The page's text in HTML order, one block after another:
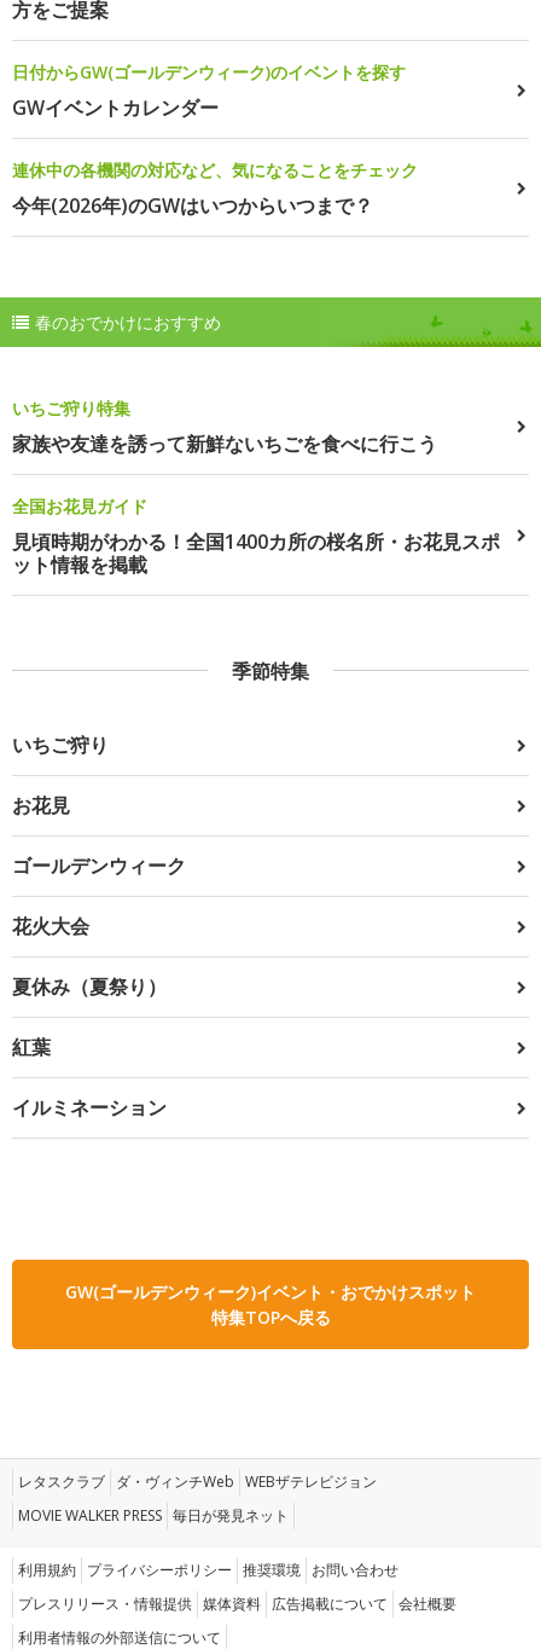
方をご提案
日付からGW(ゴールデンウィーク)のイベントを探す
GWイベントカレンダー
連休中の各機関の対応など、気になることをチェック
今年(2026年)のGWはいつからいつまで？
春のおでかけにおすすめ
いちご狩り特集
家族や友達を誘って新鮮ないちごを食べに行こう
全国お花見ガイド
見頃時期がわかる！全国1400カ所の桜名所・お花見スポ
ット情報を掲載
季節特集
いちご狩り
お花見
ゴールデンウィーク
花火大会
夏休み（夏祭り）
紅葉
イルミネーション
GW(ゴールデンウィーク)イベント・おでかけスポット
特集TOPへ戻る
レタスクラブ ダ・ヴィンチWeb WEBザテレビジョン
MOVIE WALKER PRESS 毎日が発見ネット
利用規約 プライバシーポリシー 推奨環境 お問い合わせ
プレスリリース・情報提供 媒体資料 広告掲載について 会社概要
利用者情報の外部送信について